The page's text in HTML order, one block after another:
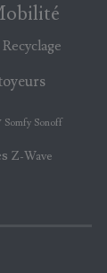
Recyclage
Somfy Sonoff
Z-Wave